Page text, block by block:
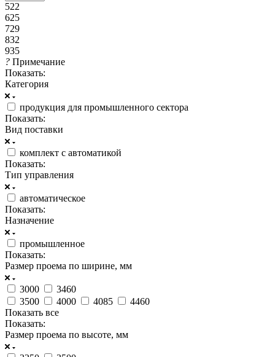
522
625
729
832
935
? Примечание
Показать:
Категория
продукция для промышленного сектора
Показать:
Вид поставки
комплект с автоматикой
Показать:
Тип управления
автоматическое
Показать:
Назначение
промышленное
Показать:
Размер проема по ширине, мм
3000
3460
3500
4000 4085
4460
Показать все
Показать:
Размер проема по высоте, мм